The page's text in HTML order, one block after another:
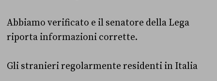
Abbiamo verificato e il senatore della Lega
riporta informazioni corrette.
Gli stranieri regolarmente residenti in Italia